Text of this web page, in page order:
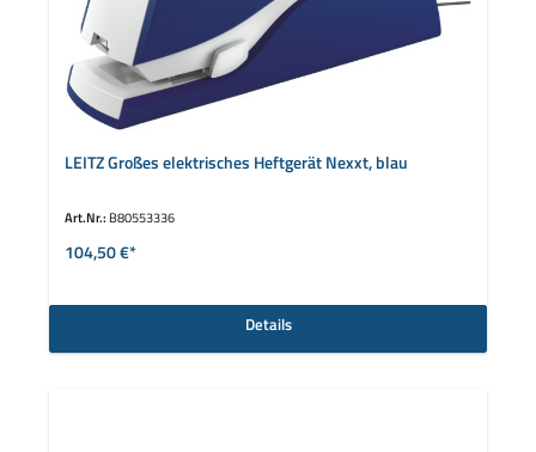
LEITZ Großes elektrisches Heftgerät Nexxt, blau
Art.Nr.: B80553336
104,50 €*
Details